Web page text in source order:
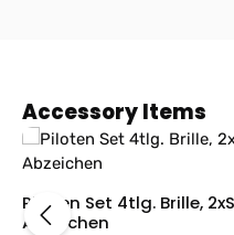
Produktgalerie überspringen
Accessory Items
Piloten Set 4tlg. Brille,
Abzeichen